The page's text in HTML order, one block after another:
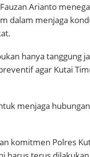
Arianto
dalam menjaga
hanya tanggung
agar Kutai
menjaga
komitmen Polres